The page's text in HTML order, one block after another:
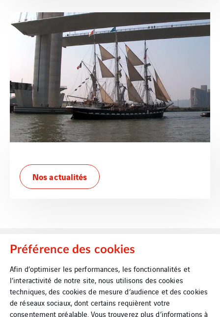
Nos actualités
Mentions Légales Cookies
Préférence des cookies
Afin d’optimiser les performances, les fonctionnalités et
l’interactivité de notre site, nous utilisons des cookies
techniques, des cookies de mesure d’audience et des cookies
de réseaux sociaux, dont certains requièrent votre
consentement préalable. Vous trouverez plus d’informations à